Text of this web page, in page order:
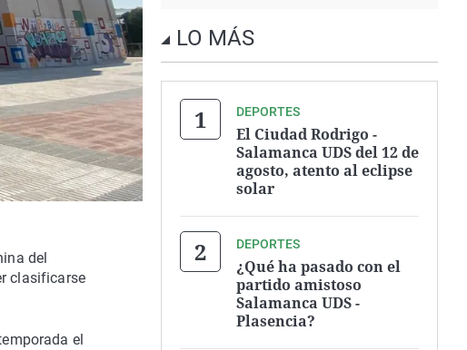
del
clasificarse
el
LO MÁS
DEPORTES
El Ciudad Rodrigo -
Salamanca UDS del 12 de
agosto, atento al eclipse
solar
DEPORTES
¿Qué ha pasado con el
partido amistoso
Salamanca UDS -
Plasencia?